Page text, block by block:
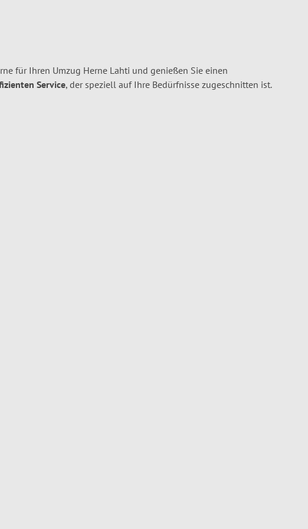
für Ihren Umzug Herne Lahti und genießen Sie einen
Service, der speziell auf Ihre Bedürfnisse zugeschnitten ist.